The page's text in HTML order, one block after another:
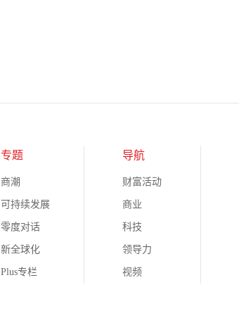
专题
商潮
可持续发展
零度对话
新全球化
Plus专栏
导航
财富活动
商业
科技
领导力
视频